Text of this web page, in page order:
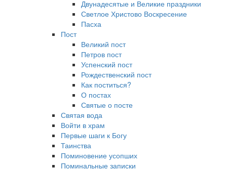
Двунадесятые и Великие праздники
Светлое Христово Воскресение
Пасха
Пост
Великий пост
Петров пост
Успенский пост
Рождественский пост
Как поститься?
О постах
Святые о посте
Святая вода
Войти в храм
Первые шаги к Богу
Таинства
Поминовение усопших
Поминальные записки